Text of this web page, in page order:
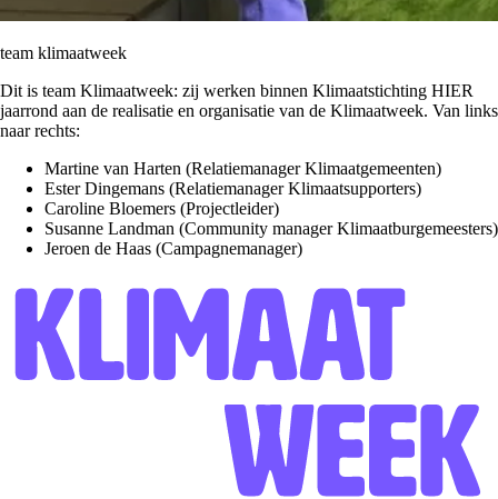
team klimaatweek
Dit is team Klimaatweek: zij werken binnen Klimaatstichting HIER
jaarrond aan de realisatie en organisatie van de Klimaatweek. Van links
naar rechts:
Martine van Harten (Relatiemanager Klimaatgemeenten)
Ester Dingemans (Relatiemanager Klimaatsupporters)
Caroline Bloemers (Projectleider)
Susanne Landman (Community manager Klimaatburgemeesters)
Jeroen de Haas (Campagnemanager)